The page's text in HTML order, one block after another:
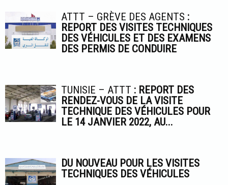
ATTT – GRÈVE DES AGENTS :
REPORT DES VISITES TECHNIQUES
DES VÉHICULES ET DES EXAMENS
DES PERMIS DE CONDUIRE
TUNISIE – ATTT : REPORT DES
RENDEZ-VOUS DE LA VISITE
TECHNIQUE DES VÉHICULES POUR
LE 14 JANVIER 2022, AU...
DU NOUVEAU POUR LES VISITES
TECHNIQUES DES VÉHICULES